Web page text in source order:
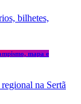
mapa e